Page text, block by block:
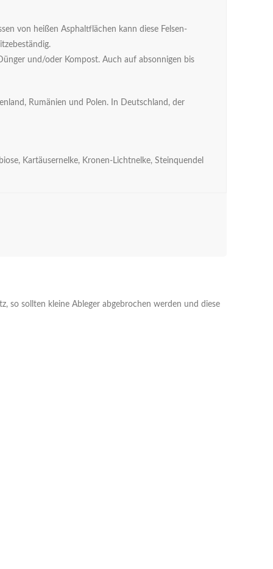
von heißen Asphaltflächen kann diese Felsen-
und/oder Kompost. Auch auf absonnigen bis
Rumänien und Polen. In Deutschland, der
Kartäusernelke, Kronen-Lichtnelke, Steinquendel
so sollten kleine Ableger abgebrochen werden und diese